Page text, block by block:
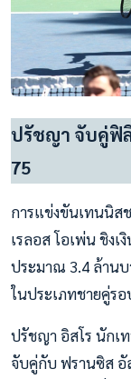
ปรัชญา จับคู่ฟิ
75
การแข่งขันเทนนิส
เรลอส โอเพ่น ชิงเ
ประมาณ 3.4 ล้านบ
ในประเภทชายคู่ร
ปรัชญา อิสโร นักเ
จับคู่กับ ฟรานซิส